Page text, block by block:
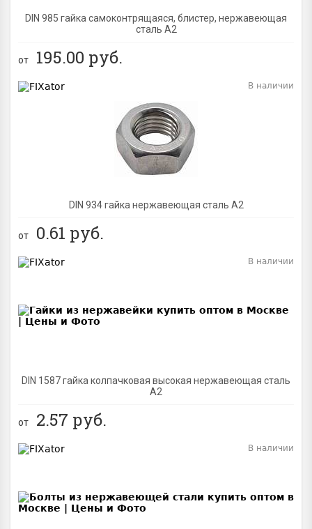
DIN 985 гайка самоконтрящаяся, блистер, нержавеющая
сталь A2
от 195.00 руб.
DIN 934 гайка нержавеющая сталь A2
В наличии
от 0.61 руб.
DIN 1587 гайка колпачковая высокая нержавеющая сталь
А2
В наличии
от 2.57 руб.
В наличии